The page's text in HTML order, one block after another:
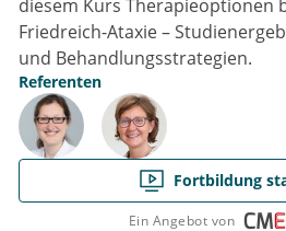
diesem Kurs Therapieoptionen
Friedreich-Ataxie –
und Behandlungsstrategien.
Referenten
Fortbildung
Ein Angebot von